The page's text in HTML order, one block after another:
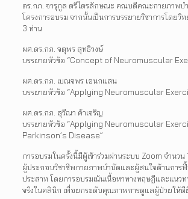
ดร.กภ. จารุกูล ตรีไตรลักษณะ คณบดีคณะกายภาพบำ
โครงการอบรม จากนั้นเป็นการบรรยายวิชาการโดยวิ
3 ท่าน
ผศ.ดร.กภ. จตุพร สุทธิวงษ์
บรรยายหัวข้อ “Concept of Neuromuscular
ผศ.ดร.กภ. เบณจพร เอนกแสน
บรรยายหัวข้อ “Applying Neuromuscular
ผศ.ดร.กภ. สุวีณา ค้าเจริญ
บรรยายหัวข้อ “Applying Neuromuscular
Parkinson’s Disease”
การอบรมในครั้งนี้มีผู้เข้าร่วมผ่านระบบ Zoom จำนวน
ผู้ประกอบวิชาชีพกายภาพบำบัดและผู้สนใจด้านการ
ประสาท โดยการอบรมเน้นเนื้อหาทางทฤษฎีและแนว
จริงในคลินิก เพื่อยกระดับคุณภาพการดูแลผู้ป่วยให้ดี